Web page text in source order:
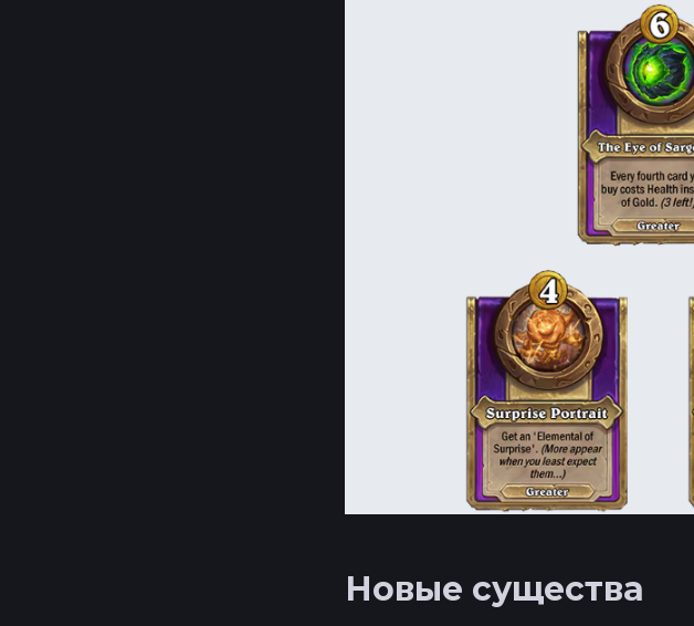
Новые существа